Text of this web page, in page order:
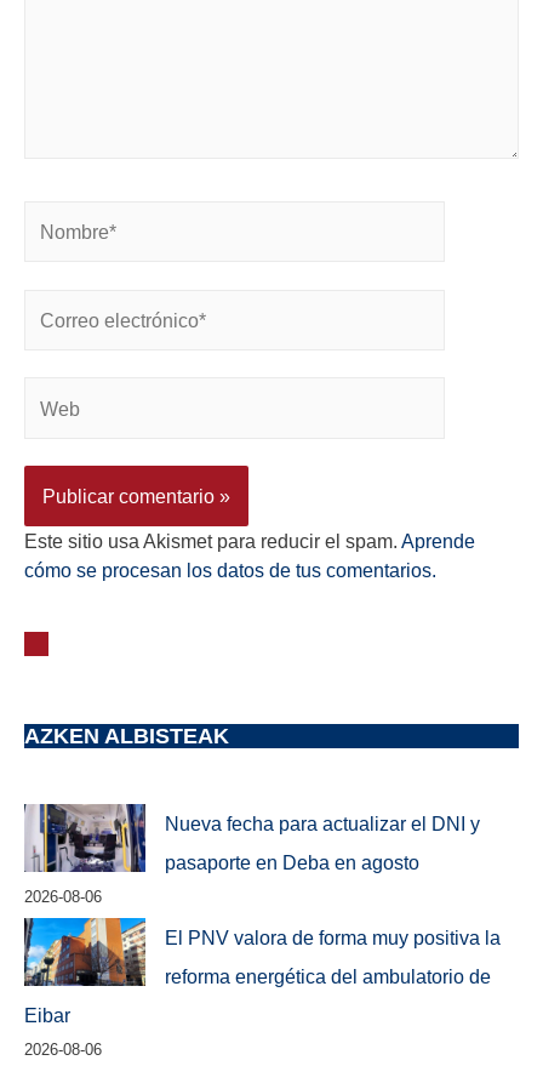
Este sitio usa Akismet para reducir el spam. Aprende
cómo se procesan los datos de tus comentarios.
AZKEN ALBISTEAK
Nueva fecha para actualizar el DNI y
pasaporte en Deba en agosto
2026-08-06
El PNV valora de forma muy positiva la
reforma energética del ambulatorio de
Eibar
2026-08-06